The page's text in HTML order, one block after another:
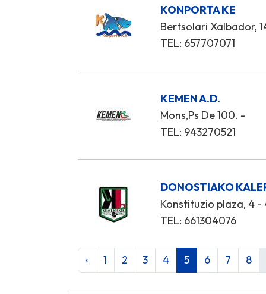
KONPORTA KE
Bertsolari Xalbador,
TEL: 657707071
KEMEN A.D.
Mons,Ps De 100. -
TEL: 943270521
DONOSTIAKO
Konstituzio plaza, 4 -
TEL: 661304076
‹ 1 2 3 4 5 6 7 8